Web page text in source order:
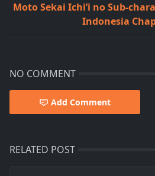
Moto Sekai Ichi’i no Sub-
Indonesia
NO COMMENT
Add Comment
RELATED POST